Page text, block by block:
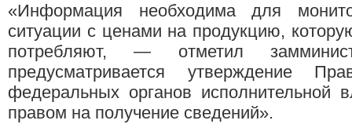
«Информация необходима для
ситуации с ценами на продукцию,
потребляют, — отметил
предусматривается утверждение
федеральных органов исполнительной
правом на получение сведений».